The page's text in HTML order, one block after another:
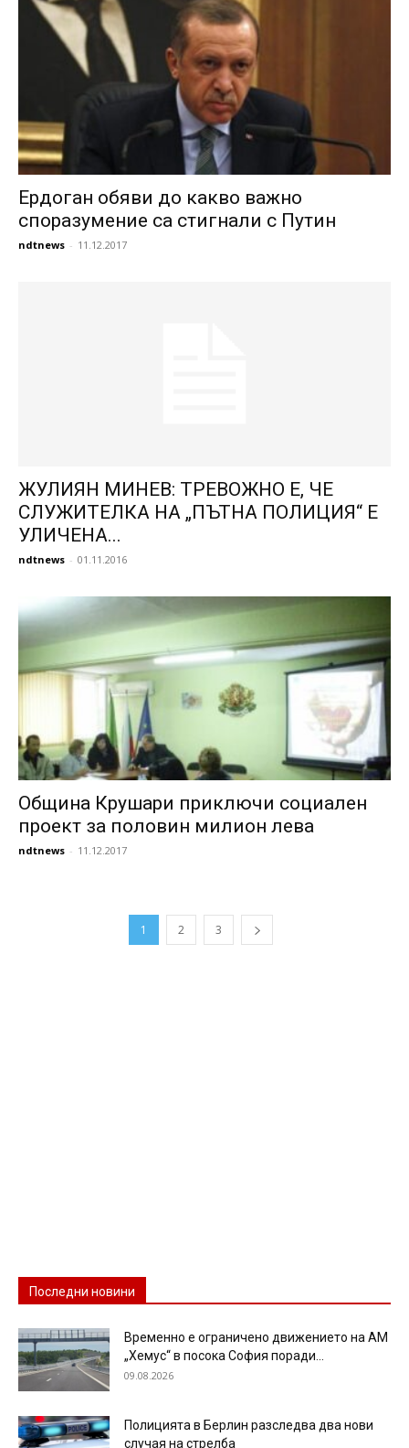
Ердоган обяви до какво важно
споразумение са стигнали с Путин
ndtnews - 11.12.2017
ЖУЛИЯН МИНЕВ: ТРЕВОЖНО Е, ЧЕ
СЛУЖИТЕЛКА НА „ПЪТНА ПОЛИЦИЯ“ Е
УЛИЧЕНА...
ndtnews - 01.11.2016
Община Крушари приключи социален
проект за половин милион лева
ndtnews - 11.12.2017
1 2 3
Последни новини
Временно е ограничено движението на АМ
„Хемус“ в посока София поради...
09.08.2026
Полицията в Берлин разследва два нови
случая на стрелба